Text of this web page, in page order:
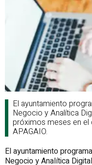
El ayuntamiento
Negocio y Analítica
próximos meses en el
APAGAIO.
El ayuntamiento
Negocio y Analítica